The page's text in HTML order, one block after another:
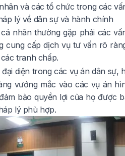
và các tổ chức trong các
lý về dân sự và hành chính
nhân thường gặp phải các
cung cấp dịch vụ tư vấn rõ
tranh chấp.
đại diện trong các vụ án dân sự,
vướng mắc vào các vụ án
bảo quyền lợi của họ được
lý phù hợp.